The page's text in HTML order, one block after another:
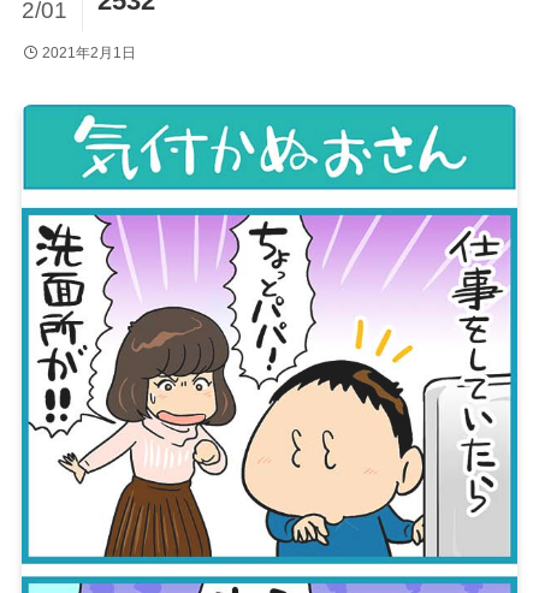
2/01
2021年2月1日